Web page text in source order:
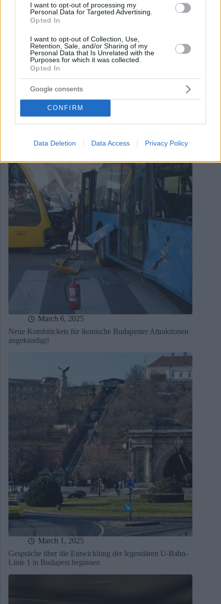
I want to opt-out of processing my
Personal Data for Targeted Advertising.
Opted In
I want to opt-out of Collection, Use,
Retention, Sale, and/or Sharing of my
Personal Data that Is Unrelated with the
Purposes for which it was collected.
Opted In
Google consents
CONFIRM
Data Deletion Data Access Privacy Policy
VIDEO: Schockierender Bus-Straßenbahn-Zusammenstoß
in Budapest, mehrere Passagiere verletzt
March 6, 2025
Neue Kombitickets für ikonische Budapester Attraktionen
angekündigt!
March 1, 2025
Gespräche über die Entwicklung der legendären U-Bahn-
Linie 1 in Budapest beginnen